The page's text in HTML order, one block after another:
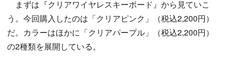
まずは『クリアワイヤレスキーボード』から見ていこ
う。今回購入したのは「クリアピンク」（税込2,200円）
だ。カラーはほかに「クリアパープル」（税込2,200円）
の2種類を展開している。